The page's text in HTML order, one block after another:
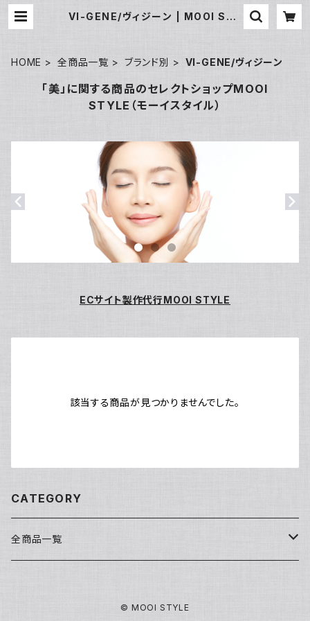
VI-GENE/ヴィジーン | MOOI STY
HOME 全商品一覧 ブランド別 VI-GENE/ヴィジーン
「美」に関する商品のセレクトショップMOOI
STYLE（モーイスタイル）
ECサイト製作代行MOOI STYLE
該当する商品が見つかりませんでした。
CATEGORY
全商品一覧
© MOOI STYLE